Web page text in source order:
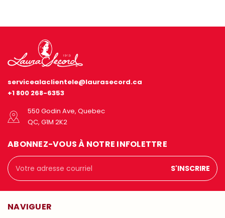
servicealaclientele@laurasecord.ca
+1 800 268-6353
550 Godin Ave, Quebec
QC, G1M 2K2
ABONNEZ-VOUS À NOTRE INFOLETTRE
Adresse
courriel
NAVIGUER